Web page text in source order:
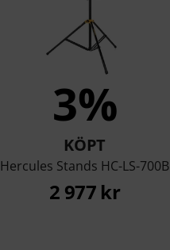
3%
KÖPT
Hercules Stands HC-LS-700B
2 977 kr